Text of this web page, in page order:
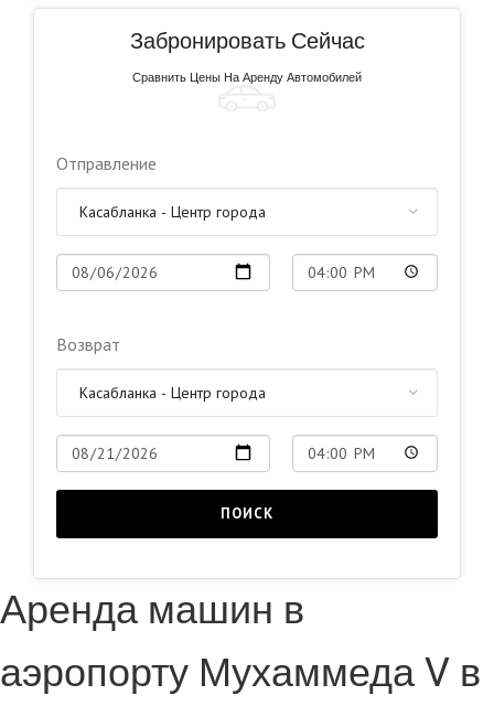
Забронировать Сейчас
Сравнить Цены На Аренду Автомобилей
Отправление
Возврат
ПОИСК
Аренда машин в
аэропорту Мухаммеда V в